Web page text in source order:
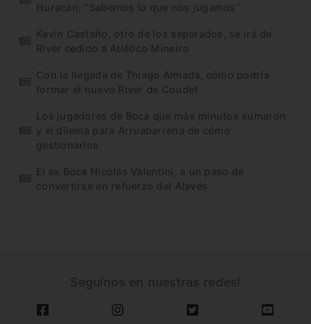
Huracán: “Sabemos lo que nos jugamos”
Kevin Castaño, otro de los separados, se irá de
River cedido a Atlético Mineiro
Con la llegada de Thiago Almada, cómo podría
formar el nuevo River de Coudet
Los jugadores de Boca que más minutos sumaron
y el dilema para Arruabarrena de cómo
gestionarlos
El ex Boca Nicolás Valentini, a un paso de
convertirse en refuerzo del Alavés